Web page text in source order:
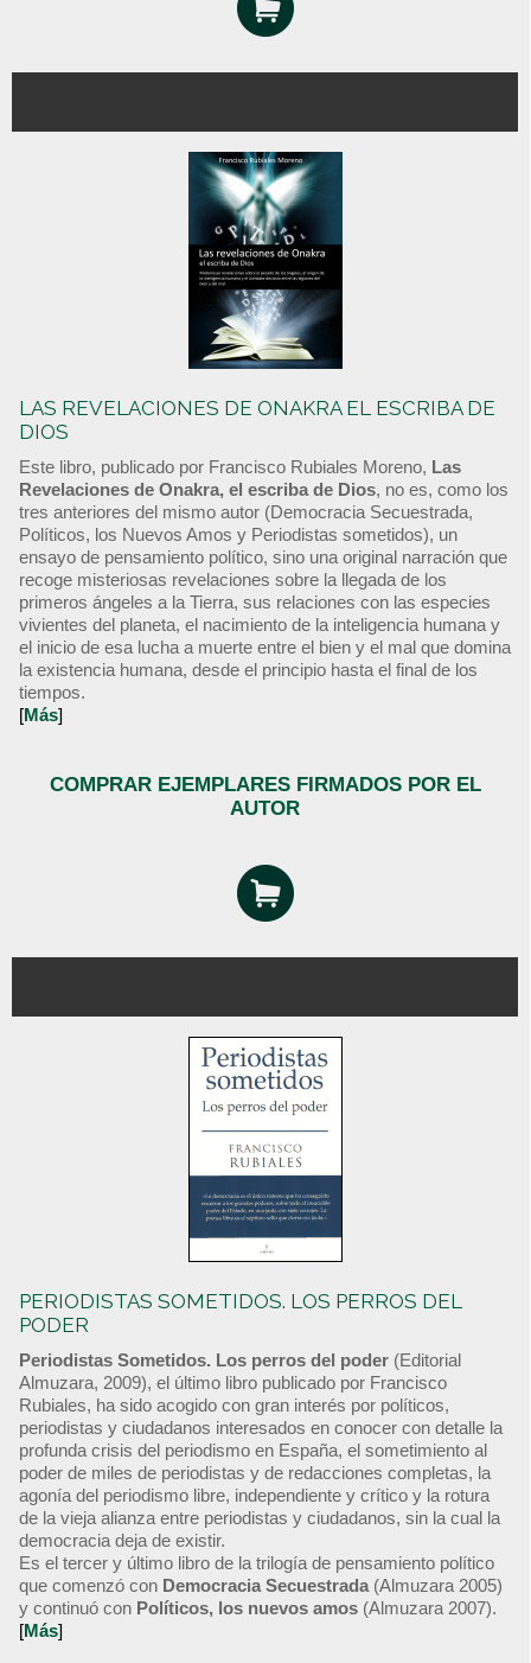
LAS REVELACIONES DE ONAKRA EL ESCRIBA DE
DIOS
Este libro, publicado por Francisco Rubiales Moreno, Las
Revelaciones de Onakra, el escriba de Dios, no es, como los
tres anteriores del mismo autor (Democracia Secuestrada,
Políticos, los Nuevos Amos y Periodistas sometidos), un
ensayo de pensamiento político, sino una original narración que
recoge misteriosas revelaciones sobre la llegada de los
primeros ángeles a la Tierra, sus relaciones con las especies
vivientes del planeta, el nacimiento de la inteligencia humana y
el inicio de esa lucha a muerte entre el bien y el mal que domina
la existencia humana, desde el principio hasta el final de los
tiempos.
[Más]
COMPRAR EJEMPLARES FIRMADOS POR EL
AUTOR
PERIODISTAS SOMETIDOS. LOS PERROS DEL
PODER
Periodistas Sometidos. Los perros del poder (Editorial
Almuzara, 2009), el último libro publicado por Francisco
Rubiales, ha sido acogido con gran interés por políticos,
periodistas y ciudadanos interesados en conocer con detalle la
profunda crisis del periodismo en España, el sometimiento al
poder de miles de periodistas y de redacciones completas, la
agonía del periodismo libre, independiente y crítico y la rotura
de la vieja alianza entre periodistas y ciudadanos, sin la cual la
democracia deja de existir.
Es el tercer y último libro de la trilogía de pensamiento político
que comenzó con Democracia Secuestrada (Almuzara 2005)
y continuó con Políticos, los nuevos amos (Almuzara 2007).
[Más]